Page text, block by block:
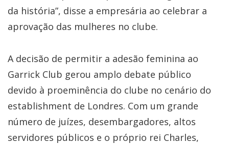
da história”, disse a empresária ao celebrar a
aprovação das mulheres no clube.
A decisão de permitir a adesão feminina ao
Garrick Club gerou amplo debate público
devido à proeminência do clube no cenário do
establishment de Londres. Com um grande
número de juízes, desembargadores, altos
servidores públicos e o próprio rei Charles,